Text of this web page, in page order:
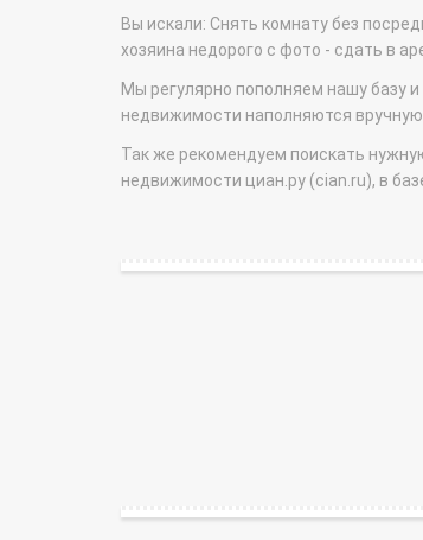
Вы искали: Снять комнату без
хозяина недорого с фото - сдать в
Мы регулярно пополняем нашу базу
недвижимости наполняются
Так же рекомендуем поискать
недвижимости циан.ру (cian.ru), в